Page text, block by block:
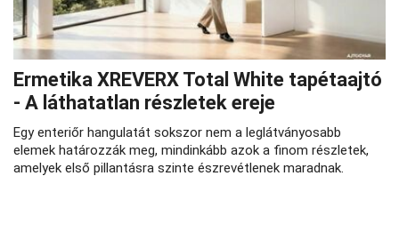
Ermetika XREVERX Total White tapétaajtó
- A láthatatlan részletek ereje
Egy enteriőr hangulatát sokszor nem a leglátványosabb
elemek határozzák meg, mindinkább azok a finom részletek,
amelyek első pillantásra szinte észrevétlenek maradnak.